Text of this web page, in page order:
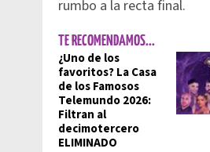
rumbo a la recta final.
TE RECOMENDAMOS...
¿Uno de los
favoritos? La Casa
de los Famosos
Telemundo 2026:
Filtran al
decimotercero
ELIMINADO